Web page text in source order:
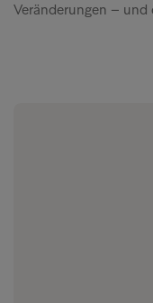
Veränderungen – und